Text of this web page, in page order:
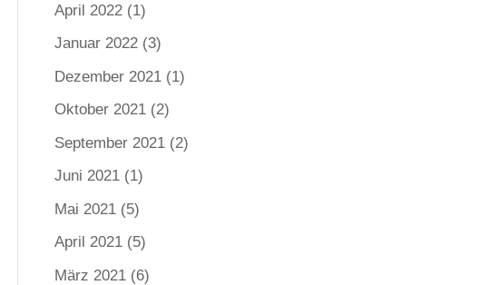
April 2022(1)
Januar 2022(3)
Dezember 2021(1)
Oktober 2021(2)
September 2021(2)
Juni 2021(1)
Mai 2021(5)
April 2021(5)
März 2021(6)